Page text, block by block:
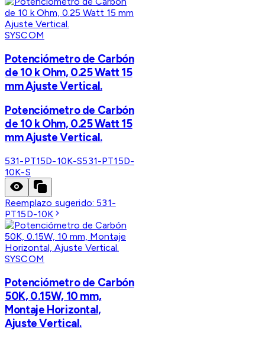
SYSCOM
Potenciómetro de Carbón
de 10 k Ohm, 0.25 Watt 15
mm Ajuste Vertical.
Potenciómetro de Carbón
de 10 k Ohm, 0.25 Watt 15
mm Ajuste Vertical.
531-PT15D-10K-S531-PT15D-
10K-S
Reemplazo sugerido:531-
PT15D-10K
SYSCOM
Potenciómetro de Carbón
50K, 0.15W, 10 mm,
Montaje Horizontal,
Ajuste Vertical.